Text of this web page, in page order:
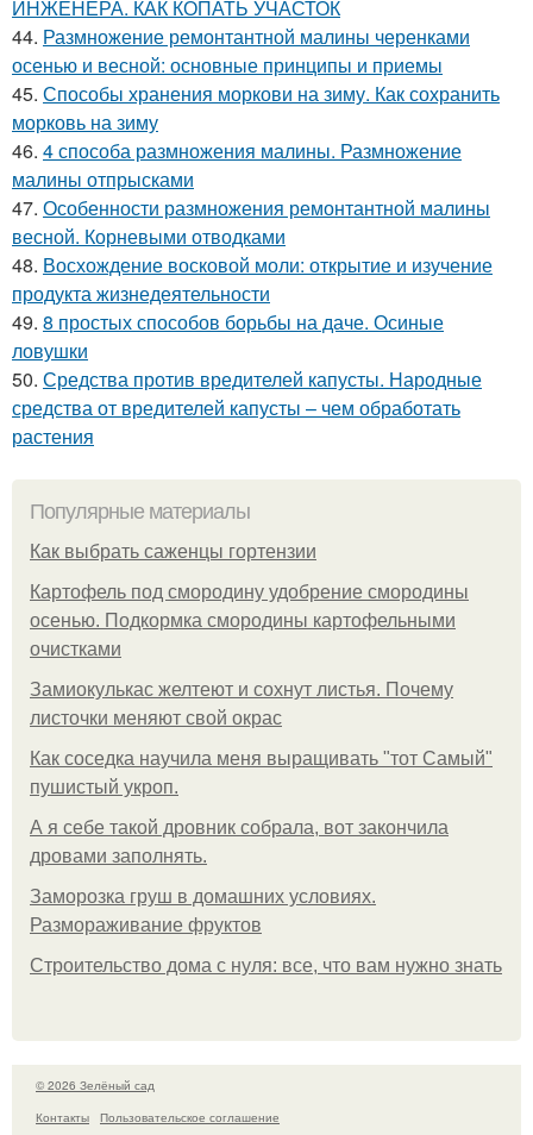
ИНЖЕНЕРА. КАК КОПАТЬ УЧАСТОК
44. Размножение ремонтантной малины черенками
осенью и весной: основные принципы и приемы
45. Способы хранения моркови на зиму. Как сохранить
морковь на зиму
46. 4 способа размножения малины. Размножение
малины отпрысками
47. Особенности размножения ремонтантной малины
весной. Корневыми отводками
48. Восхождение восковой моли: открытие и изучение
продукта жизнедеятельности
49. 8 простых способов борьбы на даче. Осиные
ловушки
50. Средства против вредителей капусты. Народные
средства от вредителей капусты – чем обработать
растения
Популярные материалы
Как выбрать саженцы гортензии
Картофель под смородину удобрение смородины
осенью. Подкормка смородины картофельными
очистками
Замиокулькас желтеют и сохнут листья. Почему
листочки меняют свой окрас
Как соседка научила меня выращивать "тот Самый"
пушистый укроп.
А я себе такой дровник собрала, вот закончила
дровами заполнять.
Заморозка груш в домашних условиях.
Размораживание фруктов
Строительство дома с нуля: все, что вам нужно знать
© 2026 Зелёный сад
Контакты
Пользовательское соглашение